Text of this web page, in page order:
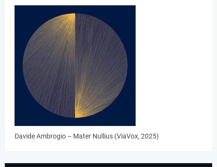
Davide Ambrogio – Mater Nullius (ViaVox, 2025)